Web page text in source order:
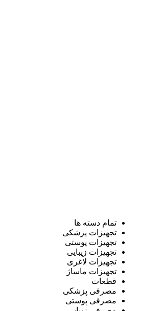
تمام دسته ها
تجهیزات پزشکی
تجهیزات پوستی
تجهیزات زیبایی
تجهیزات لاغری
تجهیزات ماساژ
قطعات
مصرفی پزشکی
مصرفی پوستی